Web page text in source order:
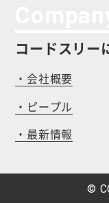
コードスリー
・会社概要
・ピープル
・最新情報
©